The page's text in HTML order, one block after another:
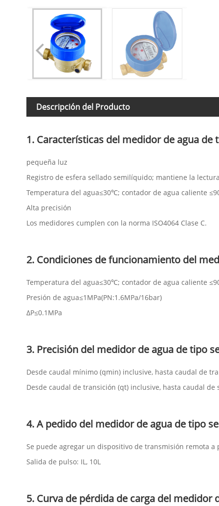
Descripción del Producto
1. Características del medidor de agua
pequeña luz
Registro de esfera sellado semilíquido; mantiene la
Temperatura del agua≤30℃; contador de agua caliente
Alta precisión
Los medidores cumplen con la norma ISO4064 Clase C.
2. Condiciones de funcionamiento del
Temperatura del agua≤30℃; contador de agua caliente
Presión de agua≤1MPa(PN:1.6MPa/16bar)
ΔP≤0.1MPa
3. Precisión del medidor de agua de tipo
Desde caudal mínimo (qmin) inclusive, hasta caudal de
Desde caudal de transición (qt) inclusive, hasta caudal de
4. A pedido del medidor de agua de tipo
Se puede agregar un dispositivo de transmisión remota a
Salida de pulso: IL, 10L
5. Curva de pérdida de carga del medidor